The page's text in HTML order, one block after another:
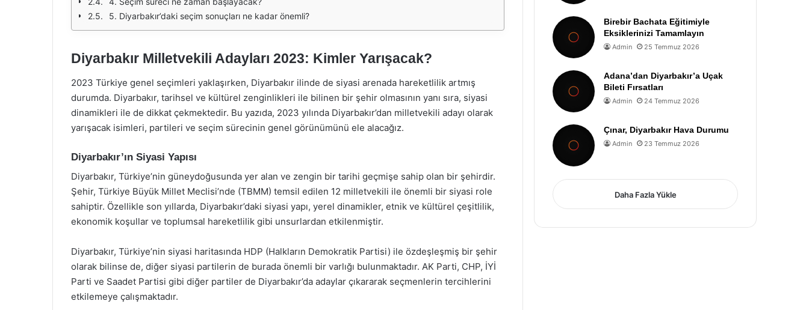
5. Diyarbakır’daki seçim sonuçları ne kadar önemli?
Diyarbakır Milletvekili Adayları 2023: Kimler Yarışacak?
2023 Türkiye genel seçimleri yaklaşırken, Diyarbakır ilinde de siyasi arenada hareketlilik artmış
durumda. Diyarbakır, tarihsel ve kültürel zenginlikleri ile bilinen bir şehir olmasının yanı sıra, siyasi
dinamikleri ile de dikkat çekmektedir. Bu yazıda, 2023 yılında Diyarbakır’dan milletvekili adayı olarak
yarışacak isimleri, partileri ve seçim sürecinin genel görünümünü ele alacağız.
Diyarbakır’ın Siyasi Yapısı
Diyarbakır, Türkiye’nin güneydoğusunda yer alan ve zengin bir tarihi geçmişe sahip olan bir şehirdir.
Şehir, Türkiye Büyük Millet Meclisi’nde (TBMM) temsil edilen 12 milletvekili ile önemli bir siyasi role
sahiptir. Özellikle son yıllarda, Diyarbakır’daki siyasi yapı, yerel dinamikler, etnik ve kültürel çeşitlilik,
ekonomik koşullar ve toplumsal hareketlilik gibi unsurlardan etkilenmiştir.
Diyarbakır, Türkiye’nin siyasi haritasında HDP (Halkların Demokratik Partisi) ile özdeşleşmiş bir şehir
olarak bilinse de, diğer siyasi partilerin de burada önemli bir varlığı bulunmaktadır. AK Parti, CHP, İYİ
Parti ve Saadet Partisi gibi diğer partiler de Diyarbakır’da adaylar çıkararak seçmenlerin tercihlerini
etkilemeye çalışmaktadır.
Birebir Bachata Eğitimiyle
Eksiklerinizi Tamamlayın
Admin 25 Temmuz 2026
Adana’dan Diyarbakır’a Uçak
Bileti Fırsatları
Admin 24 Temmuz 2026
Çınar, Diyarbakır Hava Durumu
Admin 23 Temmuz 2026
Daha Fazla Yükle